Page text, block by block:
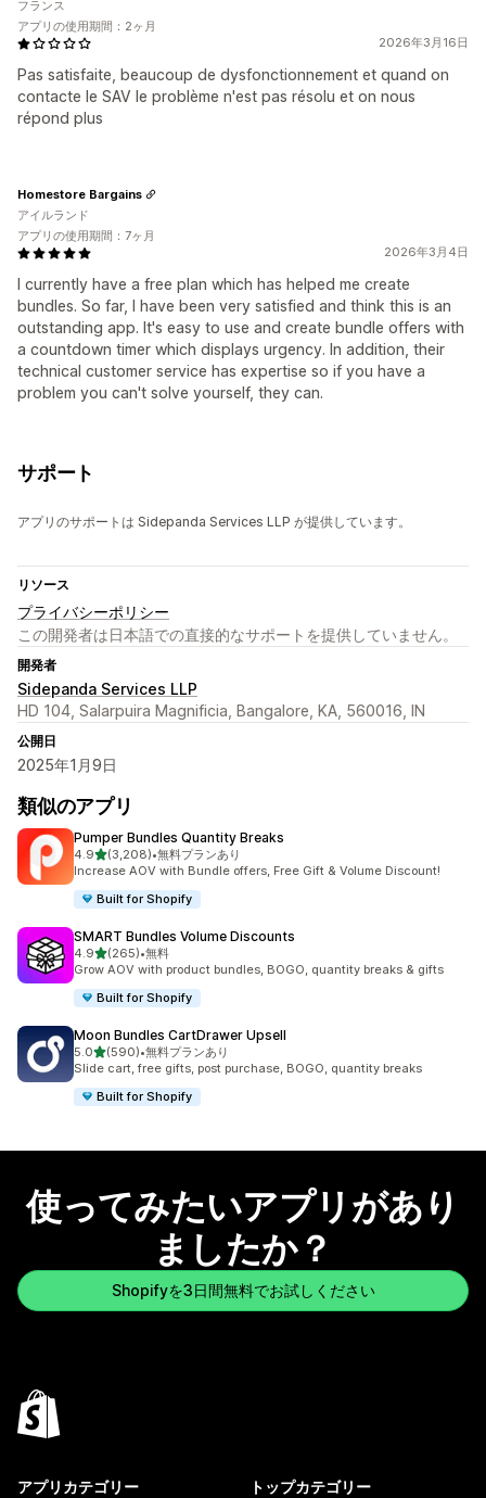
2026年3月16日
Pas satisfaite, beaucoup de dysfonctionnement et quand on
contacte le SAV le problème n'est pas résolu et on nous
répond plus
フランス
アプリの使用期間：2ヶ月
2026年3月4日
I currently have a free plan which has helped me create
bundles. So far, I have been very satisfied and think this is an
outstanding app. It's easy to use and create bundle offers with
a countdown timer which displays urgency. In addition, their
technical customer service has expertise so if you have a
problem you can't solve yourself, they can.
Homestore Bargains
アイルランド
アプリの使用期間：7ヶ月
サポート
アプリのサポートは Sidepanda Services LLP が提供しています。
リソース
プライバシーポリシー
この開発者は日本語での直接的なサポートを提供していません。
開発者
Sidepanda Services LLP
HD 104, Salarpuira Magnificia, Bangalore, KA, 560016, IN
公開日
2025年1月9日
類似のアプリ
Pumper Bundles Quantity Breaks
4.95つ星中
(3,208)
合計レビュー数：3208件
•無料プランあり
Increase AOV with Bundle offers, Free Gift & Volume Discount!
Built for Shopify
SMART Bundles Volume Discounts
4.95つ星中
(265)
合計レビュー数：265件
•無料
Grow AOV with product bundles, BOGO, quantity breaks & gifts
Built for Shopify
Moon Bundles CartDrawer Upsell
5.05つ星中
(590)
合計レビュー数：590件
•無料プランあり
Slide cart, free gifts, post purchase, BOGO, quantity breaks
Built for Shopify
使ってみたいアプリがあり
ましたか？
Shopifyを3日間無料でお試しください
アプリカテゴリー トップカテゴリー